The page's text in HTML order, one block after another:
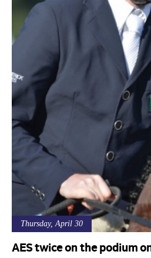
Thursday, April 30
AES twice on the podium